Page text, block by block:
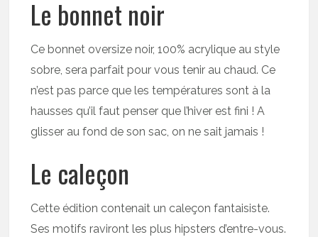
Le bonnet noir
Ce bonnet oversize noir, 100% acrylique au style
sobre, sera parfait pour vous tenir au chaud. Ce
n’est pas parce que les températures sont à la
hausses qu’il faut penser que l’hiver est fini ! A
glisser au fond de son sac, on ne sait jamais !
Le caleçon
Cette édition contenait un caleçon fantaisiste.
Ses motifs raviront les plus hipsters d’entre-vous.